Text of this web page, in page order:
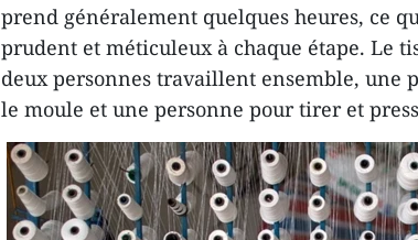
prend généralement quelques heures, ce
prudent et méticuleux à chaque étape. Le
deux personnes travaillent ensemble, une
le moule et une personne pour tirer et